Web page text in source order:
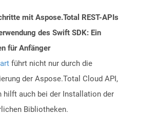
mit Aspose.Total REST-APIs
des Swift SDK: Ein
für Anfänger
führt nicht nur durch die
der Aspose.Total Cloud API,
hilft auch bei der Installation der
Bibliotheken.